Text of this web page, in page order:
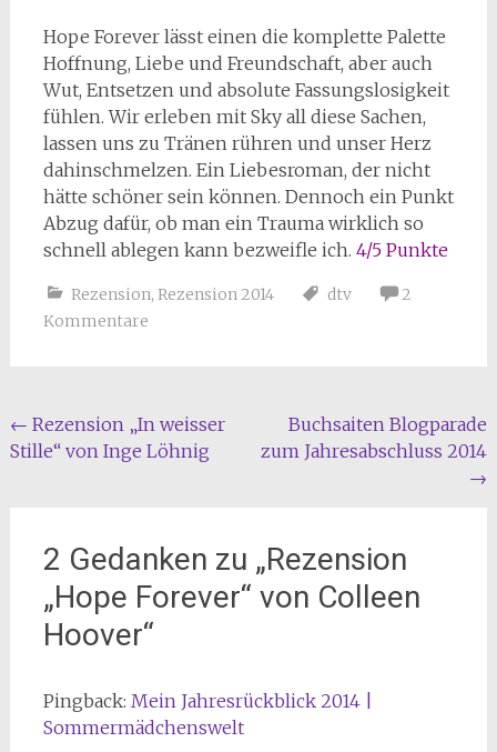
Hope Forever lässt einen die komplette Palette
Hoffnung, Liebe und Freundschaft, aber auch
Wut, Entsetzen und absolute Fassungslosigkeit
fühlen. Wir erleben mit Sky all diese Sachen,
lassen uns zu Tränen rühren und unser Herz
dahinschmelzen. Ein Liebesroman, der nicht
hätte schöner sein können. Dennoch ein Punkt
Abzug dafür, ob man ein Trauma wirklich so
schnell ablegen kann bezweifle ich. 4/5 Punkte
Rezension, Rezension 2014 dtv
2
Kommentare
Beitragsnavigation
← Rezension „In weisser
Stille“ von Inge Löhnig
Buchsaiten Blogparade
zum Jahresabschluss 2014
→
2 Gedanken zu „Rezension
„Hope Forever“ von Colleen
Hoover“
Pingback: Mein Jahresrückblick 2014 |
Sommermädchenswelt